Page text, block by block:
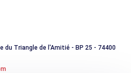
du Triangle de l'Amitié - BP 25 - 74400